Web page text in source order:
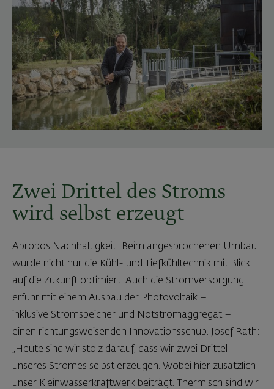
Zwei Drittel des Stroms
wird selbst erzeugt
Apropos Nachhaltigkeit: Beim angesprochenen Umbau
wurde nicht nur die Kühl- und Tiefkühltechnik mit Blick
auf die Zukunft optimiert. Auch die Stromversorgung
erfuhr mit einem Ausbau der Photovoltaik –
inklusive Stromspeicher und Notstromaggregat –
einen richtungsweisenden Innovationsschub. Josef Rath:
„Heute sind wir stolz darauf, dass wir zwei Drittel
unseres Stromes selbst erzeugen. Wobei hier zusätzlich
unser Kleinwasserkraftwerk beiträgt. Thermisch sind wir